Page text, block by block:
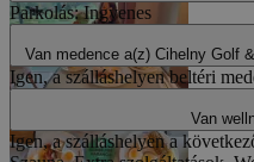
Parkolás: Ingyenes
Igen, a szálláshelyen beltéri
Van
Igen, a szálláshelyen a